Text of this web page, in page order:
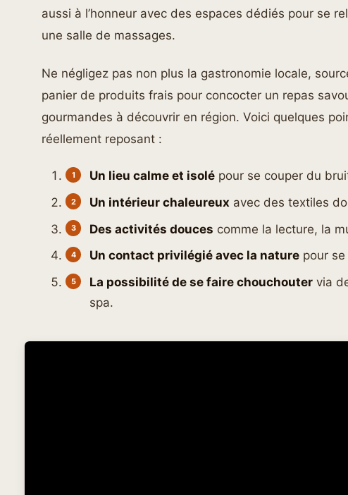
aussi à l’honneur avec des espaces dédiés pour se
une salle de massages.
Ne négligez pas non plus la gastronomie locale,
panier de produits frais pour concocter un repas
gourmandes à découvrir en région. Voici quelques
réellement reposant :
Un lieu calme et isolépour se couper du
Un intérieur chaleureux avec des textiles
Des activités douces comme la lecture, la
Un contact privilégié avec la naturepour se
La possibilité de se faire chouchoutervia
spa.